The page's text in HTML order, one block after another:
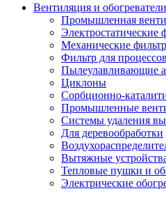
Вентиляция и обогреватели
Промышленная
Электростатические
Механические
Фильтр для
Пылеулавливающие
Циклоны
Сорбционно-
Промышленные
Системы удаления
Для деревообработки
Вытяжные
Тепловые пушки и
Электрические